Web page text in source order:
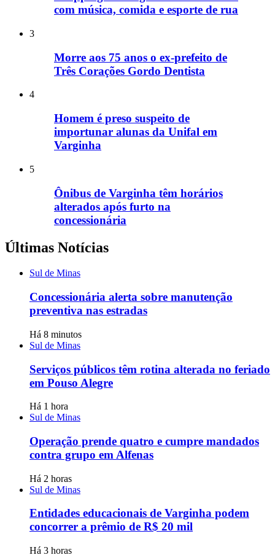
com música, comida e esporte de rua
3
Morre aos 75 anos o ex-prefeito de
Três Corações Gordo Dentista
4
Homem é preso suspeito de
importunar alunas da Unifal em
Varginha
5
Ônibus de Varginha têm horários
alterados após furto na
concessionária
Últimas Notícias
Sul de Minas
Concessionária alerta sobre manutenção
preventiva nas estradas
Há 8 minutos
Sul de Minas
Serviços públicos têm rotina alterada no feriado
em Pouso Alegre
Há 1 hora
Sul de Minas
Operação prende quatro e cumpre mandados
contra grupo em Alfenas
Há 2 horas
Sul de Minas
Entidades educacionais de Varginha podem
concorrer a prêmio de R$ 20 mil
Há 3 horas